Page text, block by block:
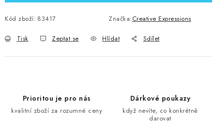
Kód zboží: 83417 Značka:Creative Expressions
Tisk Zeptat se Hlídat Sdílet
Prioritou je pro nás
kvalitní zboží za rozumné ceny
Dárkové poukazy
když nevíte, co konkrétně
darovat